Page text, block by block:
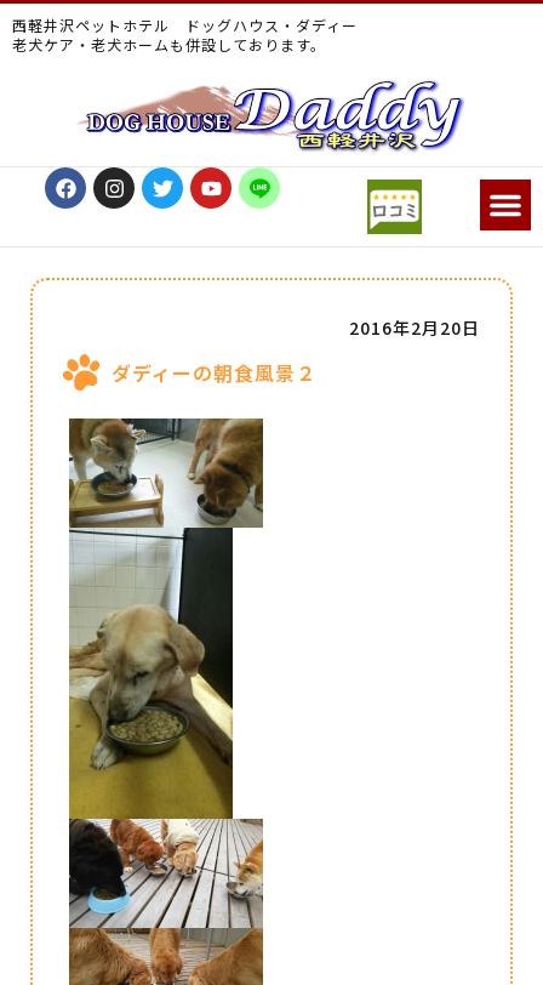
西軽井沢ペットホテル ドッグハウス・ダディー
老犬ケア・老犬ホームも併設しております。
ダディーの朝食風景２
2016年2月20日